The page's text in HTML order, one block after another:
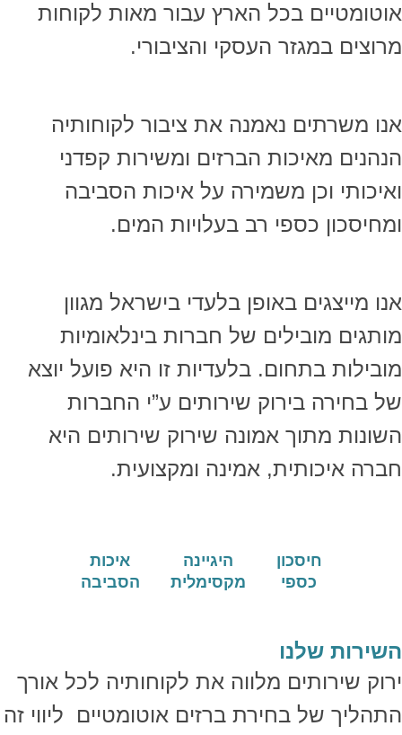
אוטומטיים בכל הארץ עבור מאות לקוחות
מרוצים במגזר העסקי והציבורי.
אנו משרתים נאמנה את ציבור לקוחותיה
הנהנים מאיכות הברזים ומשירות קפדני
ואיכותי וכן משמירה על איכות הסביבה
ומחיסכון כספי רב בעלויות המים.
אנו מייצגים באופן בלעדי בישראל מגוון
מותגים מובילים של חברות בינלאומיות
מובילות בתחום. בלעדיות זו היא פועל יוצא
של בחירה בירוק שירותים ע”י החברות
השונות מתוך אמונה שירוק שירותים היא
חברה איכותית, אמינה ומקצועית.
חיסכון
כספי
היגיינה
מקסימלית
איכות
הסביבה
השירות שלנו
ירוק שירותים מלווה את לקוחותיה לכל אורך
התהליך של בחירת ברזים אוטומטיים ליווי זה